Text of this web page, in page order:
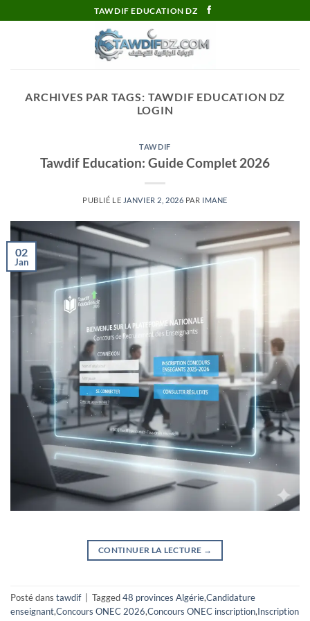
au
TAWDIF EDUCATION DZ
ARCHIVES PAR TAGS: TAWDIF EDUCATION DZ
LOGIN
TAWDIF
Tawdif Education: Guide Complet 2026
PUBLIÉ LE JANVIER 2, 2026 PAR IMANE
02
Jan
CONTINUER LA LECTURE →
Posté dans tawdif Tagged48 provinces Algérie,Candidature
enseignant,Concours ONEC 2026,Concours ONEC inscription,Inscription